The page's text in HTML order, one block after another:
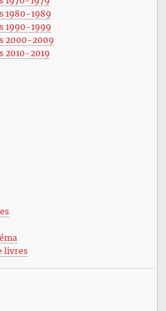
1980-1989
1990-1999
2000-2009
2010-2019
livres